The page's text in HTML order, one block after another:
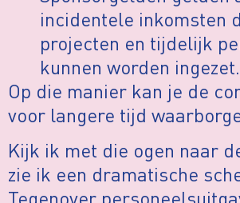
incidentele inkomsten
projecten en tijdelijk
kunnen worden ingezet.
Op die manier kan je de
voor langere tijd
Kijk ik met die ogen naar
zie ik een dramatische
Tegenover